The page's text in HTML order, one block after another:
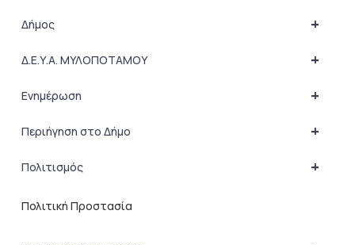
+
Δήμος
+
Δ.Ε.Υ.Α. ΜΥΛΟΠΟΤΑΜΟΥ
+
Ενημέρωση
+
Περιήγηση στο Δήμο
+
Πολιτισμός
Πολιτική Προστασία